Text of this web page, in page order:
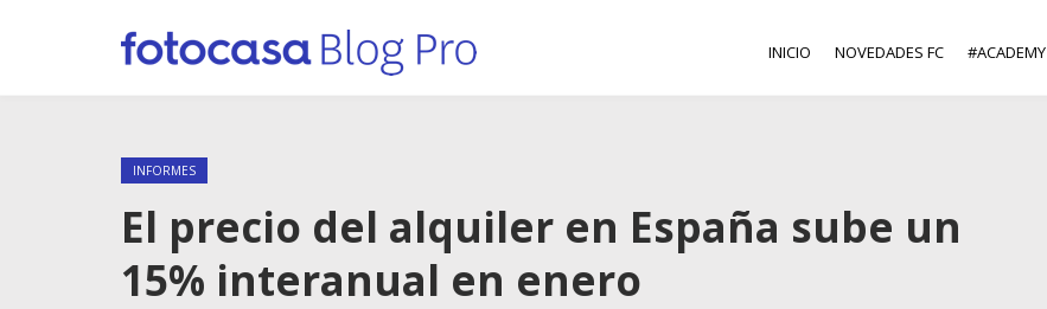
INICIO NOVEDADES FC #ACADEMY
INFORMES
El precio del alquiler en España sube un
15% interanual en enero